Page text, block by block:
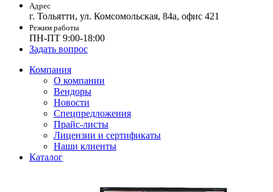
Адрес
г. Тольятти, ул. Комсомольская, 84а, офис 421
Режим работы
ПН-ПТ 9:00-18:00
Задать вопрос
Компания
О компании
Вендоры
Новости
Спецпредложения
Прайс-листы
Лицензии и сертификаты
Наши клиенты
Каталог